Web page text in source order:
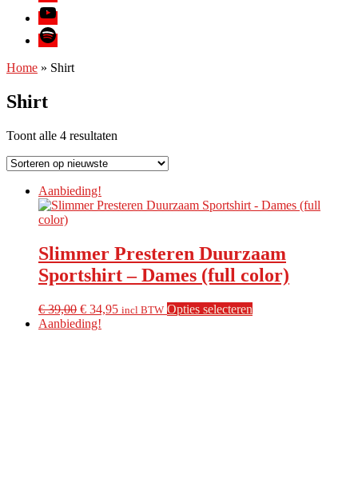
Youtube
Spotify
Home » Shirt
Shirt
Toont alle 4 resultaten
nieuwste
Aanbieding!
Slimmer Presteren Duurzaam
Sportshirt – Dames (full color)
€39,00 Oorspronkelijke
prijs
€ 34,95Huidige
incl BTW Opties selecteren
Aanbieding!